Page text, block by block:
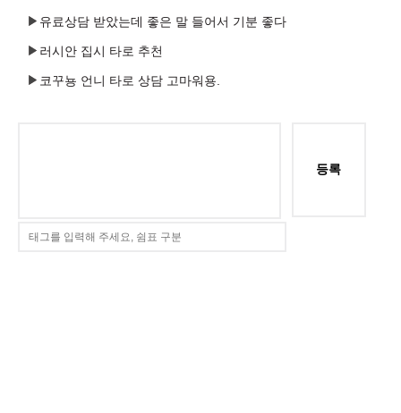
유료상담 받았는데 좋은 말 들어서 기분 좋다
러시안 집시 타로 추천
코꾸뇽 언니 타로 상담 고마워용.
등록